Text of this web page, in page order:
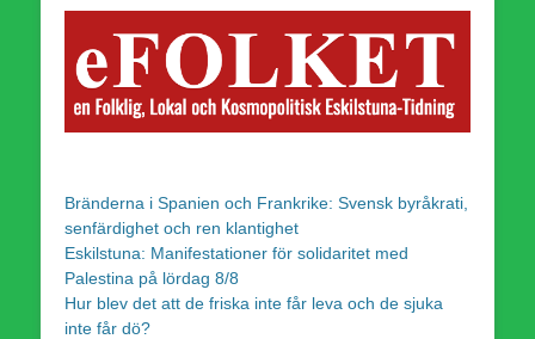
Bränderna i Spanien och Frankrike: Svensk byråkrati,
senfärdighet och ren klantighet
Eskilstuna: Manifestationer för solidaritet med
Palestina på lördag 8/8
Hur blev det att de friska inte får leva och de sjuka
inte får dö?